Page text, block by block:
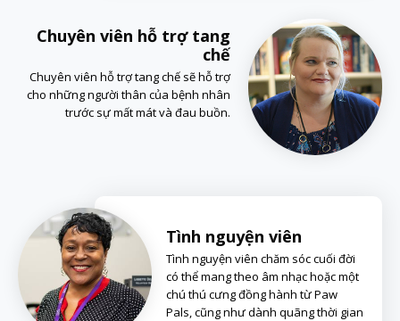
Chuyên viên hỗ trợ tang
chế
Chuyên viên hỗ trợ tang chế sẽ hỗ trợ
cho những người thân của bệnh nhân
trước sự mất mát và đau buồn.
Tình nguyện viên
Tình nguyện viên chăm sóc cuối đời
có thể mang theo âm nhạc hoặc một
chú thú cưng đồng hành từ Paw
Pals, cũng như dành quãng thời gian